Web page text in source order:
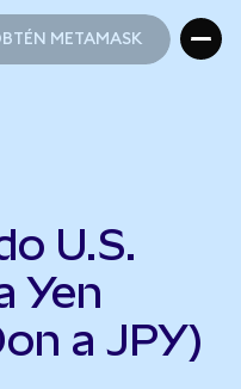
METAMASK
U.S.
Yen
a JPY)